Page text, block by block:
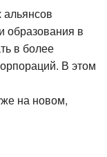
альянсов
образования в
в более
В этом
на новом,